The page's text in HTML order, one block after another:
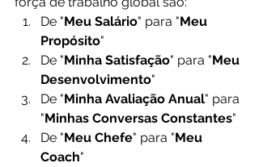
De "Meu Salário" para "Meu
Propósito"
De "Minha Satisfação" para "Meu
Desenvolvimento"
De "Minha Avaliação Anual" para
"Minhas Conversas Constantes"
De "Meu Chefe" para "Meu
Coach"